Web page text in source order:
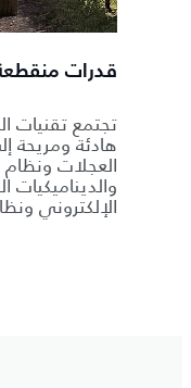
قدرات منقطعة
تجتمع تقنيات
هادئة ومريحة
العجلات ونظام
والديناميكيات
الإلكتروني